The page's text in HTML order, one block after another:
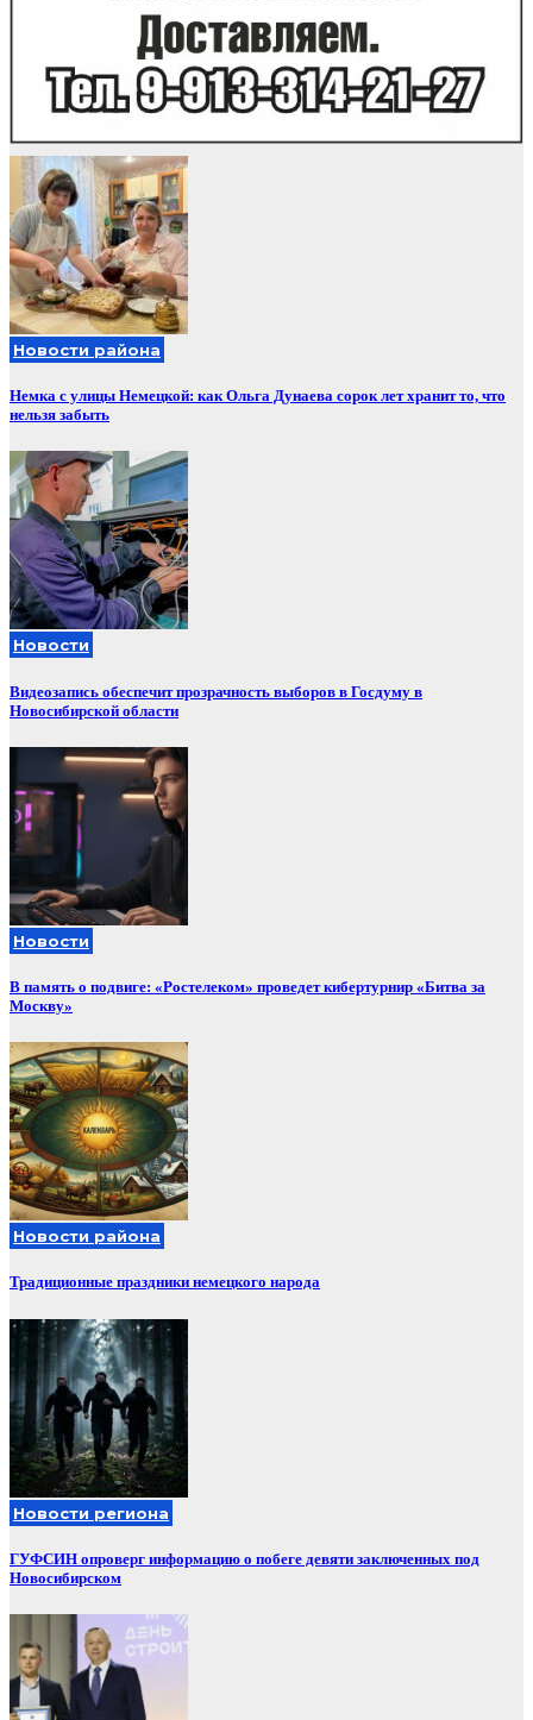
Новости района
Немка с улицы Немецкой: как Ольга Дунаева сорок лет хранит то, что
нельзя забыть
Новости
Видеозапись обеспечит прозрачность выборов в Госдуму в
Новосибирской области
Новости
В память о подвиге: «Ростелеком» проведет кибертурнир «Битва за
Москву»
Новости района
Традиционные праздники немецкого народа
Новости региона
ГУФСИН опроверг информацию о побеге девяти заключенных под
Новосибирском